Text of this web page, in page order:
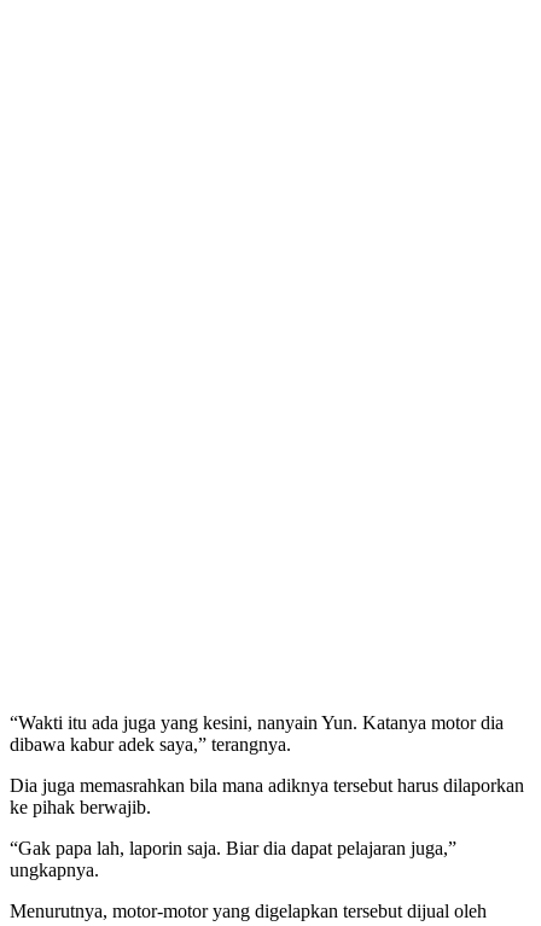
“Wakti itu ada juga yang kesini, nanyain Yun. Katanya motor dia
dibawa kabur adek saya,” terangnya.
Dia juga memasrahkan bila mana adiknya tersebut harus dilaporkan
ke pihak berwajib.
“Gak papa lah, laporin saja. Biar dia dapat pelajaran juga,”
ungkapnya.
Menurutnya, motor-motor yang digelapkan tersebut dijual oleh